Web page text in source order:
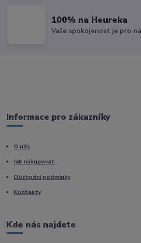
100% na Heureka
Vaše spokojenost je pro
Informace pro zákazníky
O nás
Jak nakupovat
Obchodní podmínky
Kontakty
Kde nás najdete